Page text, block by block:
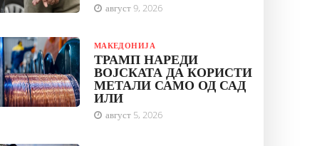
август 9, 2026
МАКЕДОНИЈА
ТРАМП НАРЕДИ
ВОЈСКАТА ДА КОРИСТИ
МЕТАЛИ САМО ОД САД
ИЛИ
август 5, 2026